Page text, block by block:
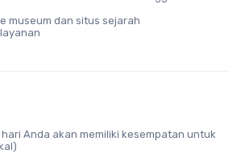
museum dan situs sejarah
Anda akan memiliki kesempatan untuk